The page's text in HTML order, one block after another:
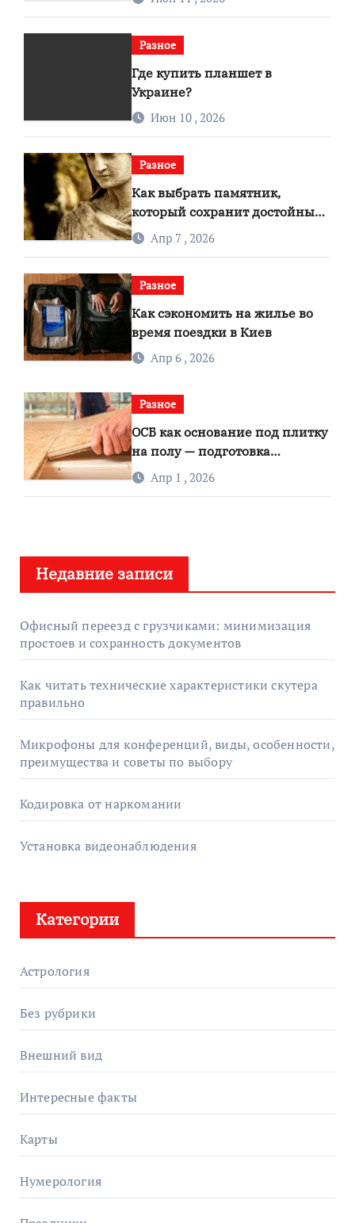
упрощают уход за участком
Разное
Где купить планшет в
Украине?
Июн 10 , 2026
Разное
Как выбрать памятник,
который сохранит достойный
вид на долгие годы
Апр 7 , 2026
Разное
Как сэкономить на жилье во
время поездки в Киев
Апр 6 , 2026
Разное
ОСБ как основание под плитку
на полу — подготовка
грунтовка и выбор клея
Апр 1 , 2026
Недавние записи
Офисный переезд с грузчиками: минимизация
простоев и сохранность документов
Как читать технические характеристики скутера
правильно
Микрофоны для конференций, виды, особенности,
преимущества и советы по выбору
Кодировка от наркомании
Установка видеонаблюдения
Категории
Астрология
Без рубрики
Внешний вид
Интересные факты
Карты
Нумерология